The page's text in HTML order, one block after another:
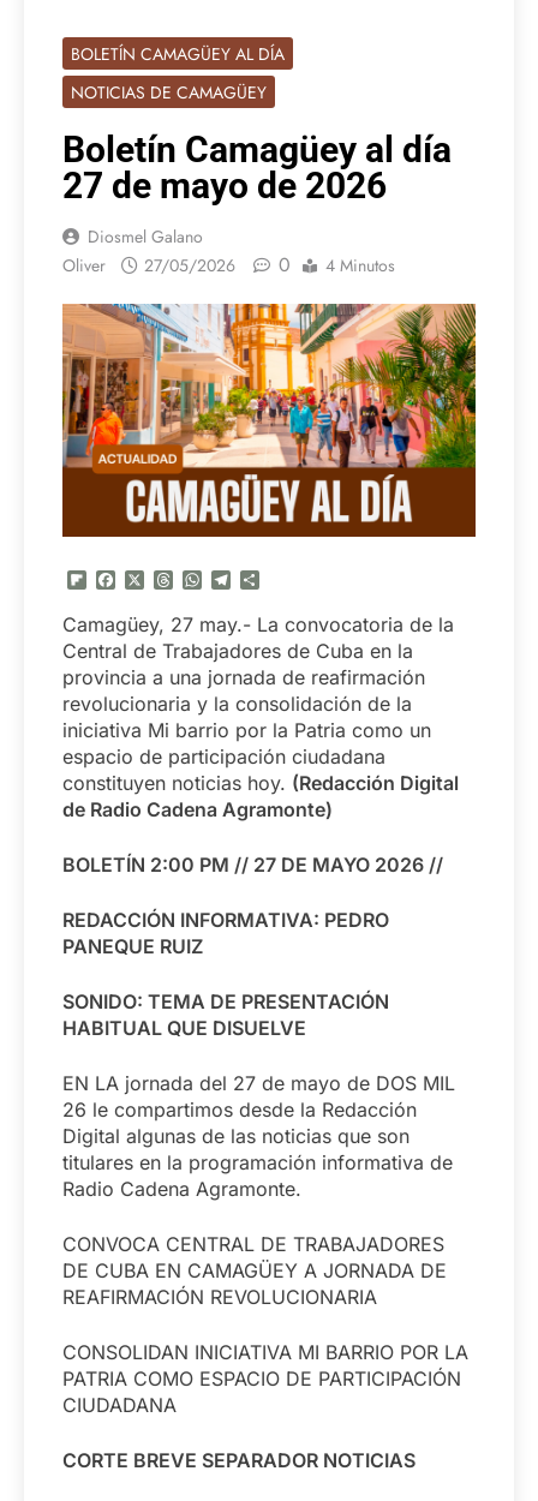
BOLETÍN CAMAGÜEY AL DÍA
NOTICIAS DE CAMAGÜEY
Boletín Camagüey al día
27 de mayo de 2026
Diosmel Galano
Oliver
27/05/2026 0 4 Minutos
Flipboard
Facebook
X Threads
WhatsApp
Telegram
Camagüey, 27 may.- La convocatoria de la
Central de Trabajadores de Cuba en la
provincia a una jornada de reafirmación
revolucionaria y la consolidación de la
iniciativa Mi barrio por la Patria como un
espacio de participación ciudadana
constituyen noticias hoy. (Redacción Digital
de Radio Cadena Agramonte)
BOLETÍN 2:00 PM // 27 DE MAYO 2026 //
REDACCIÓN INFORMATIVA: PEDRO
PANEQUE RUIZ
SONIDO: TEMA DE PRESENTACIÓN
HABITUAL QUE DISUELVE
EN LA jornada del 27 de mayo de DOS MIL
26 le compartimos desde la Redacción
Digital algunas de las noticias que son
titulares en la programación informativa de
Radio Cadena Agramonte.
CONVOCA CENTRAL DE TRABAJADORES
DE CUBA EN CAMAGÜEY A JORNADA DE
REAFIRMACIÓN REVOLUCIONARIA
CONSOLIDAN INICIATIVA MI BARRIO POR LA
PATRIA COMO ESPACIO DE PARTICIPACIÓN
CIUDADANA
CORTE BREVE SEPARADOR NOTICIAS